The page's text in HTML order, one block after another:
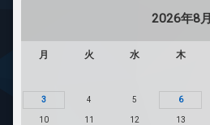
2026年8月
月 火 水 木
3 4 5 6
10 11 12 13